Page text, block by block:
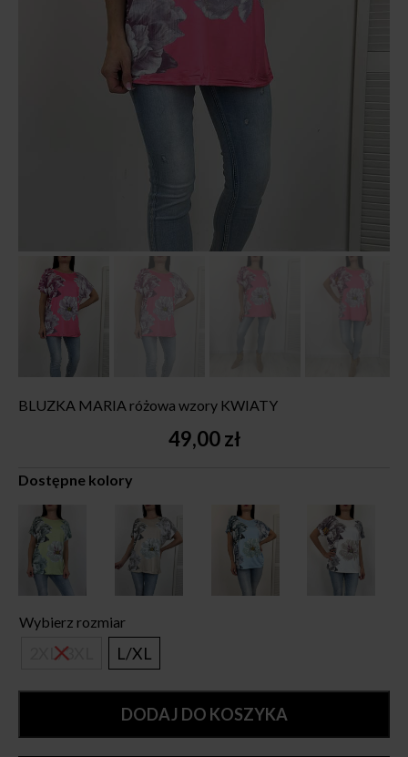
BLUZKA MARIA różowa wzory KWIATY
49,00zł
Dostępne kolory
Wybierz rozmiar
2XL/3XL L/XL
DODAJ DO KOSZYKA